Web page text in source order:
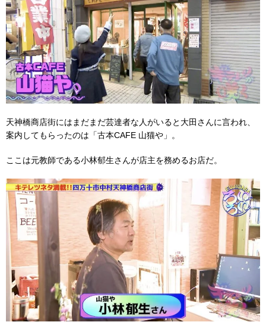
天神橋商店街にはまだまだ芸達者な人がいると大田さんに言われ、
案内してもらったのは「古本CAFE 山猫や」。
ここは元教師である小林郁生さんが店主を務めるお店だ。